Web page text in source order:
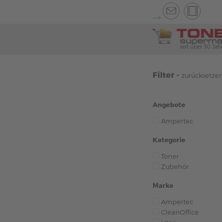
-->
seit über 30
Filter -
Angebote
Ampertec
Kategorie
Toner
Zubehör
Marke
Ampertec
CleanOffice